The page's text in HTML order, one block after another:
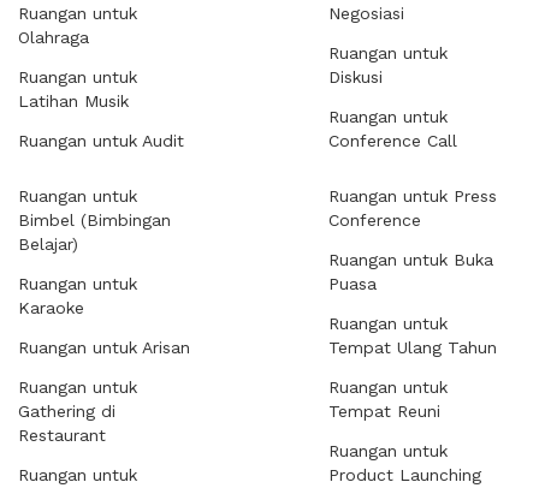
Ruangan untuk
Olahraga
Ruangan untuk
Latihan Musik
Ruangan untuk Audit
Negosiasi
Ruangan untuk
Diskusi
Ruangan untuk
Conference Call
Ruangan untuk
Bimbel (Bimbingan
Belajar)
Ruangan untuk
Karaoke
Ruangan untuk Arisan
Ruangan untuk
Gathering di
Restaurant
Ruangan untuk
Ruangan untuk Press
Conference
Ruangan untuk Buka
Puasa
Ruangan untuk
Tempat Ulang Tahun
Ruangan untuk
Tempat Reuni
Ruangan untuk
Product Launching